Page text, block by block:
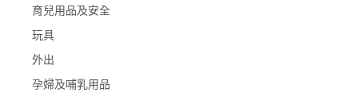
育兒用品及安全
玩具
外出
孕婦及哺乳用品